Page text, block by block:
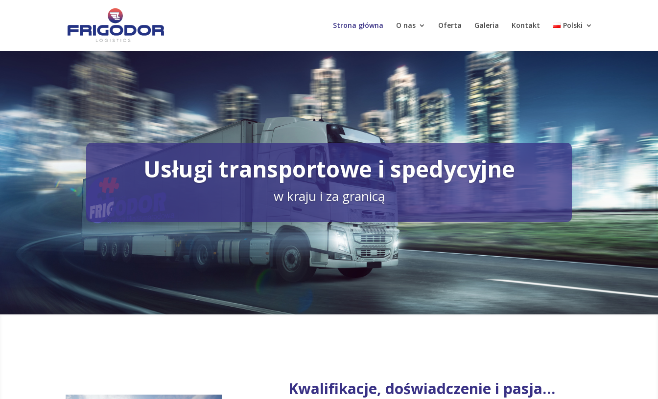
Strona główna O nas Oferta Galeria Kontakt Polski
Usługi transportowe i spedycyjne
w kraju i za granicą
Kwalifikacje, doświadczenie i pasja…